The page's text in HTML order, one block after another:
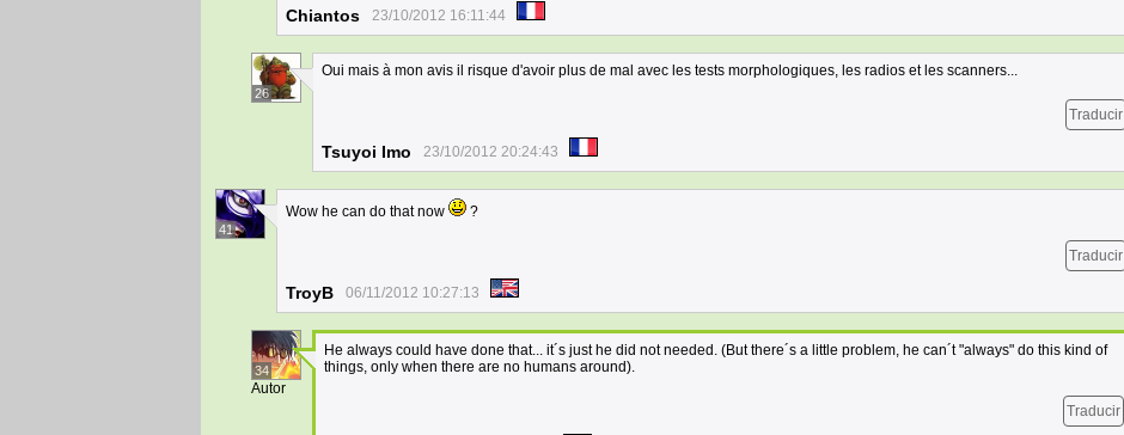
Chiantos 23/10/2012 16:11:44
26
Oui mais à mon avis il risque d'avoir plus de mal avec les tests morphologiques, les radios et les scanners...
Traducir
Tsuyoi Imo 23/10/2012 20:24:43
41
Wow he can do that now ?
Traducir
TroyB 06/11/2012 10:27:13
34
Autor
He always could have done that... it´s just he did not needed. (But there´s a little problem, he can´t "always" do this kind of
things, only when there are no humans around).
Traducir